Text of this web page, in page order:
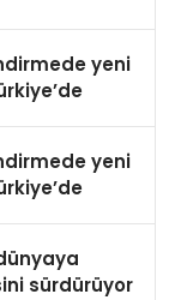
yeni
yeni
sürdürüyor